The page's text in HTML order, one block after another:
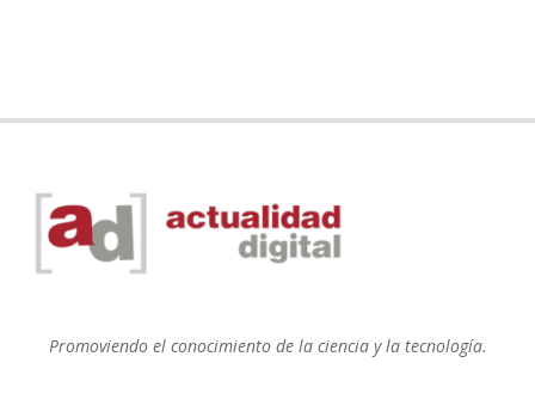
Promoviendo el conocimiento de la ciencia y la tecnología.